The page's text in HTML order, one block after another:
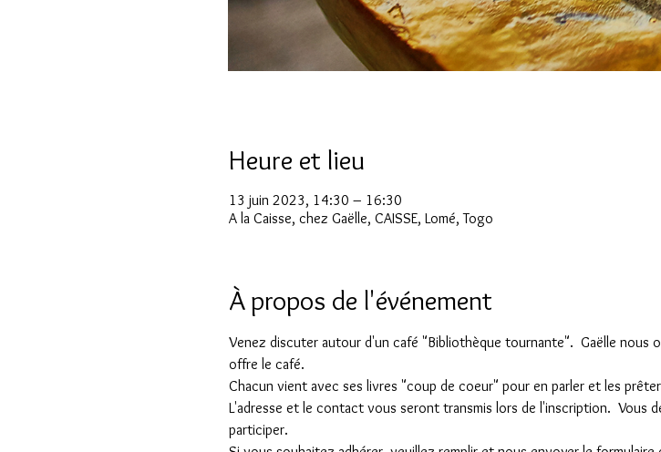
Heure et lieu
13 juin 2023, 14:30 – 16:30
A la Caisse, chez Gaëlle, CAISSE, Lomé, Togo
À propos de l'événement
Venez discuter autour d'un café "Bibliothèque tournante".  Gaëlle nous
offre le café.
Chacun vient avec ses livres "coup de coeur" pour en parler et les
L'adresse et le contact vous seront transmis lors de l'inscription.
participer.